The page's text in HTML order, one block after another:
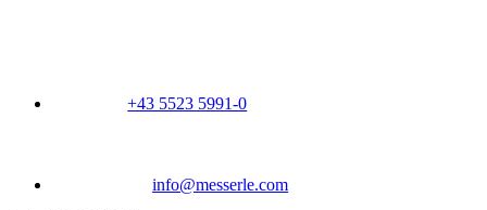
+43 5523 5991-0
info@messerle.com